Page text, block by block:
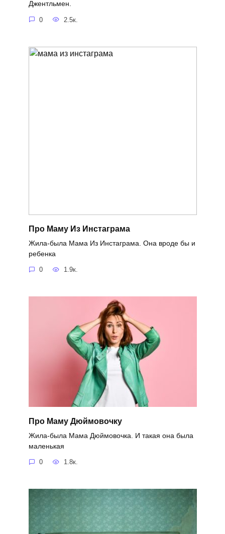
Джентльмен.
0 2.5к.
Про Маму Из Инстаграма
Жила-была Мама Из Инстаграма. Она вроде бы и
ребенка
0 1.9к.
Про Маму Дюймовочку
Жила-была Мама Дюймовочка. И такая она была
маленькая
0 1.8к.